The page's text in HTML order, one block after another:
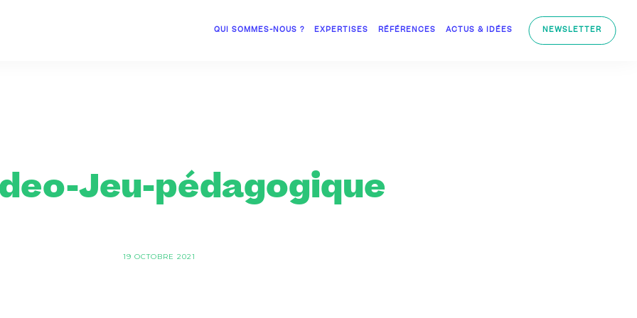
QUI SOMMES-NOUS ? EXPERTISES RÉFÉRENCES ACTUS & IDÉES NEWSLETTER
Jeu-pédagogique
19 OCTOBRE 2021